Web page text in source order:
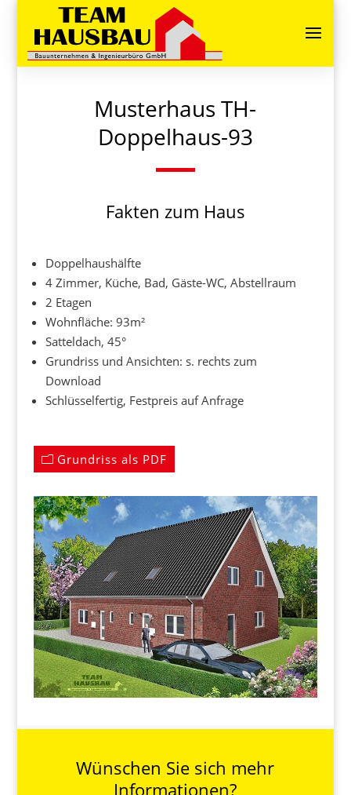
Musterhaus TH-
Doppelhaus-93
Fakten zum Haus
Doppelhaushälfte
4 Zimmer, Küche, Bad, Gäste-WC, Abstellraum
2 Etagen
Wohnfläche: 93m²
Satteldach, 45°
Grundriss und Ansichten: s. rechts zum
Download
Schlüsselfertig, Festpreis auf Anfrage
Grundriss als PDF
Wünschen Sie sich mehr
Informationen?